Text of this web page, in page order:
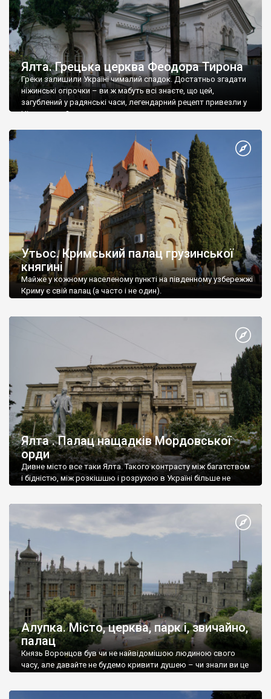
Ялта. Грецька церква Феодора Тирона
Греки залишили Україні чималий спадок. Достатньо згадати
ніжинські огірочки – ви ж мабуть всі знаєте, що цей,
загублений у радянські часи, легендарний рецепт привезли у
Ніжин греки?
Утьос. Кримський палац грузинської
княгині
Майже у кожному населеному пункті на південному узбережжі
Криму є свій палац (а часто і не один).
Ялта . Палац нащадків Мордовської
орди
Дивне місто все таки Ялта. Такого контрасту між багатством
і бідністю, між розкішшю і розрухою в Україні більше не
Алупка. Місто, церква, парк і, звичайно,
палац
Князь Воронцов був чи не найвідомішою людиною свого
часу, але давайте не будемо кривити душею – чи знали ви це